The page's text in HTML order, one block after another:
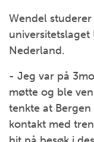
Wendel
universitetslaget
Nederland.
- Jeg var på
møtte og ble
tenkte at
kontakt med